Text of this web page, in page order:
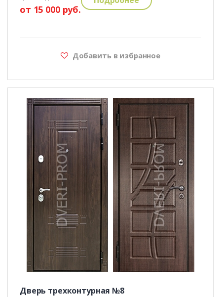
от 15 000 руб.
Добавить в избранное
Дверь трехконтурная №8